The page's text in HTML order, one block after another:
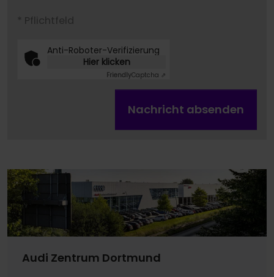
* Pflichtfeld
Anti-Roboter-Verifizierung
Hier klicken
FriendlyCaptcha ⇗
Nachricht absenden
Audi Zentrum Dortmund